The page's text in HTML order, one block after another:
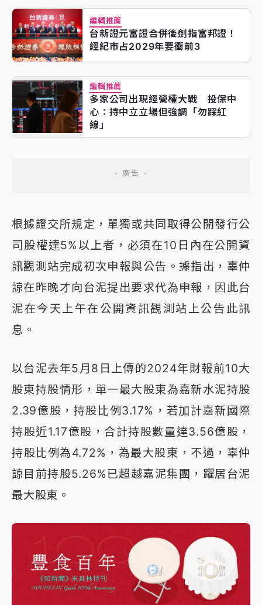
編輯推薦
台新證元富證合併後劍指富邦證！
經紀市占2029年要衝前3
編輯推薦
多家公司出現經營權大戰 投保中
心：持中立立場但強調「勿踩紅
線」
根據證交所規定，單獨或共同取得公開發行公
司股權達5%以上者，必須在10日內在公開資
訊觀測站完成初次申報與公告。據指出，辜仲
諒在昨晚才向台泥提出要求代為申報，因此台
泥在今天上午在公開資訊觀測站上公告此訊
息。
以台泥去年5月8日上傳的2024年財報前10大
股東持股情形，單一最大股東為嘉新水泥持股
2.39億股，持股比例3.17%，若加計嘉新國際
持股近1.17億股，合計持股數量達3.56億股，
持股比例為4.72%，為最大股東，不過，辜仲
諒目前持股5.26%已超越嘉泥集團，躍居台泥
最大股東。